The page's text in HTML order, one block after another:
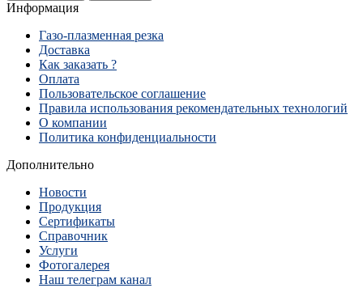
Информация
Газо-плазменная резка
Доставка
Как заказать ?
Оплата
Пользовательское соглашение
Правила использования рекомендательных технологий
О компании
Политика конфиденциальности
Дополнительно
Новости
Продукция
Сертификаты
Справочник
Услуги
Фотогалерея
Наш телеграм канал